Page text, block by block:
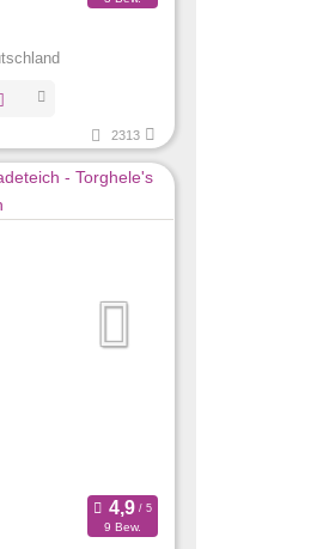
2313
9 Bew.